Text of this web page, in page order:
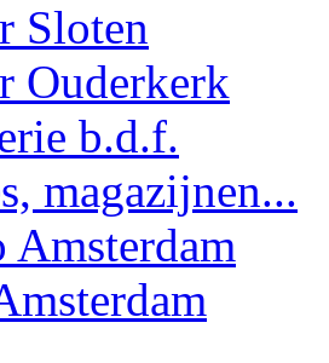
Sloten
Ouderkerk
b.d.f.
magazijnen...
Amsterdam